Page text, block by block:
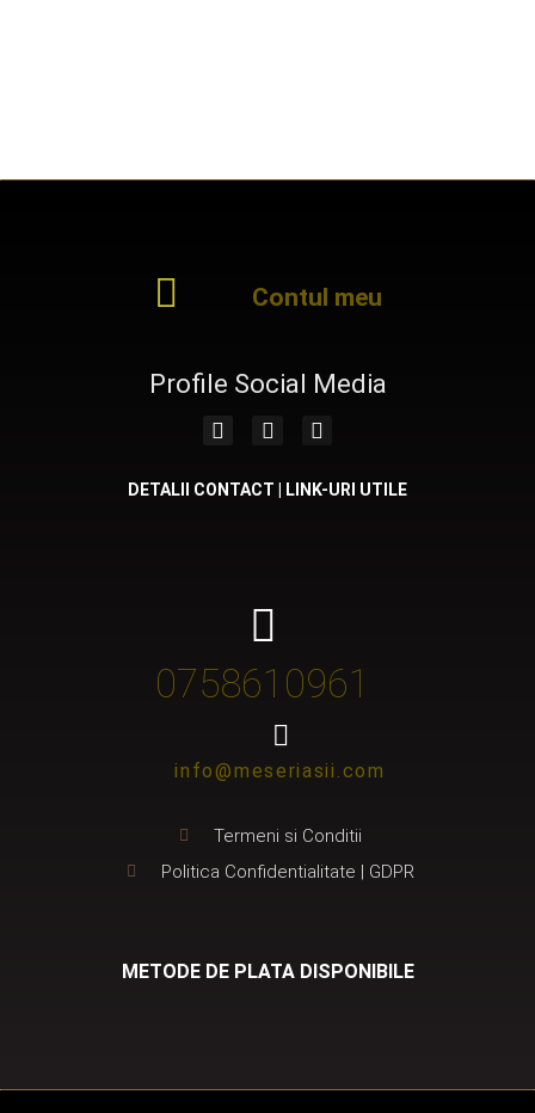
Contul meu
Profile Social Media
DETALII CONTACT | LINK-URI UTILE
0758610961
info@meseriasii.com
Termeni si Conditii
Politica Confidentialitate | GDPR
METODE DE PLATA DISPONIBILE